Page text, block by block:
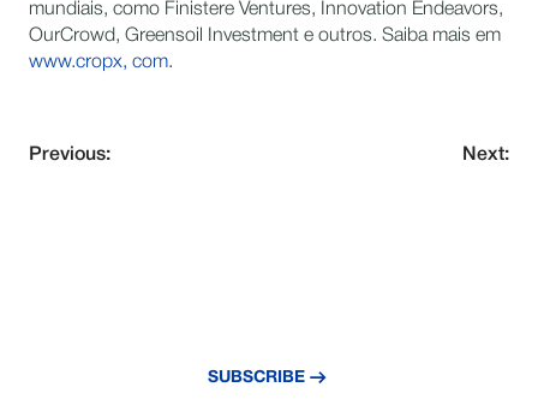
mundiais, como Finistere Ventures, Innovation Endeavors,
OurCrowd, Greensoil Investment e outros. Saiba mais em
www.cropx, com.
Previous: Next:
SUBSCRIBE